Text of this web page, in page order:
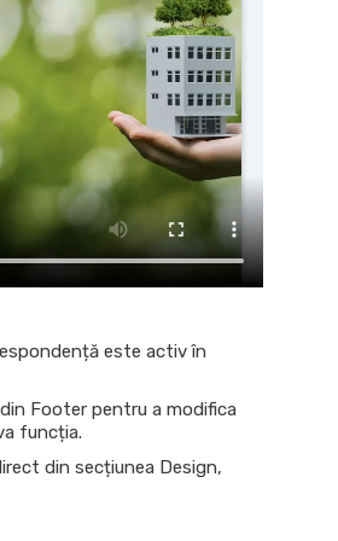
este activ în
Footer pentru a modifica
funcția.
din secțiunea Design,